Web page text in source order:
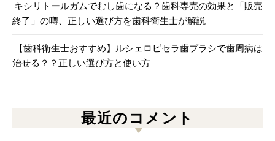
キシリトールガムでむし歯になる？歯科専売の効果と「販売
終了」の噂、正しい選び方を歯科衛生士が解説
【歯科衛生士おすすめ】ルシェロピセラ歯ブラシで歯周病は
治せる？？正しい選び方と使い方
最近のコメント